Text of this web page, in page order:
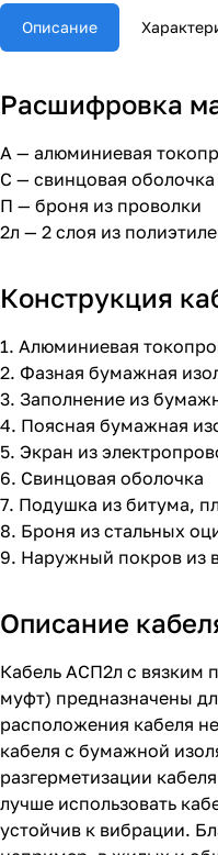
Описание
Расшифровка
А — алюминиевая
С — свинцовая оболочка
П — броня из проволки
2л — 2 слоя из
Конструкция
1. Алюминиевая
2. Фазная бумажная
3. Заполнение из
4. Поясная бумажная
5. Экран из
6. Свинцовая оболочка
7. Подушка из битума,
8. Броня из стальных
9. Наружный покров из
Описание
Кабель АСП2л с вязким
муфт) предназначены
расположения кабеля
кабеля с бумажной
разгерметизации
лучше использовать
устойчив к вибрации.